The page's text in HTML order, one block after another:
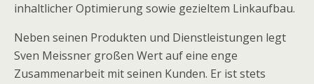
inhaltlicher Optimierung sowie gezieltem Linkaufbau.
Neben seinen Produkten und Dienstleistungen legt
Sven Meissner großen Wert auf eine enge
Zusammenarbeit mit seinen Kunden. Er ist stets